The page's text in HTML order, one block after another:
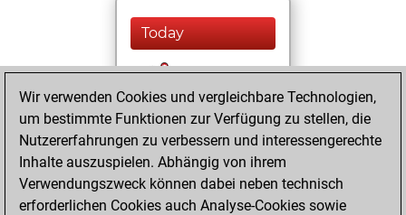
Today
You played 400
blitz games
Play
You scored
+109 =4 -287 in blitz
You are ranked
#1638 in blitz games
Wir verwenden Cookies und vergleichbare Technologien,
um bestimmte Funktionen zur Verfügung zu stellen, die
Nutzererfahrungen zu verbessern und interessengerechte
Inhalte auszuspielen. Abhängig von ihrem
Verwendungszweck können dabei neben technisch
erforderlichen Cookies auch Analyse-Cookies sowie